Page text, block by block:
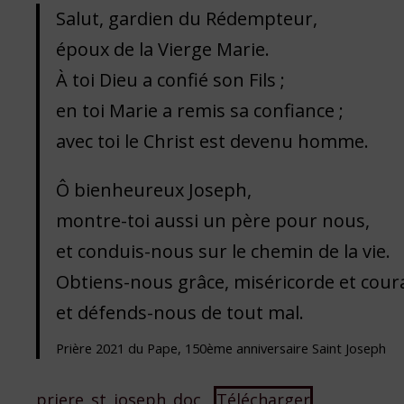
Salut, gardien du Rédempteur,
époux de la Vierge Marie.
À toi Dieu a confié son Fils ;
en toi Marie a remis sa confiance ;
avec toi le Christ est devenu homme.
Ô bienheureux Joseph,
montre-toi aussi un père pour nous,
et conduis-nous sur le chemin de la vie.
Obtiens-nous grâce, miséricorde et
et défends-nous de tout mal.
Prière 2021 du Pape, 150ème anniversaire Saint Joseph
priere_st_joseph_doc Télécharger